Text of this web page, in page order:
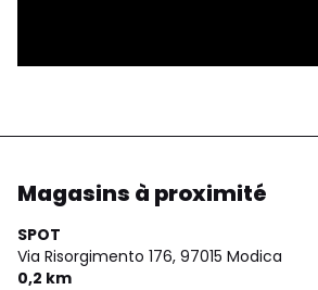
Magasins à proximité
SPOT
Via Risorgimento 176, 97015 Modica
0,2 km